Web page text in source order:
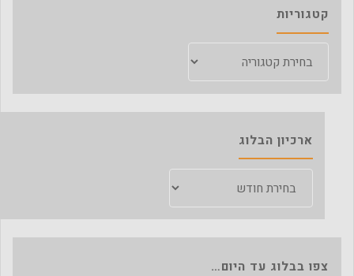
קטגוריות
ארכיון הבלוג
צפו בבלוג עד היום…